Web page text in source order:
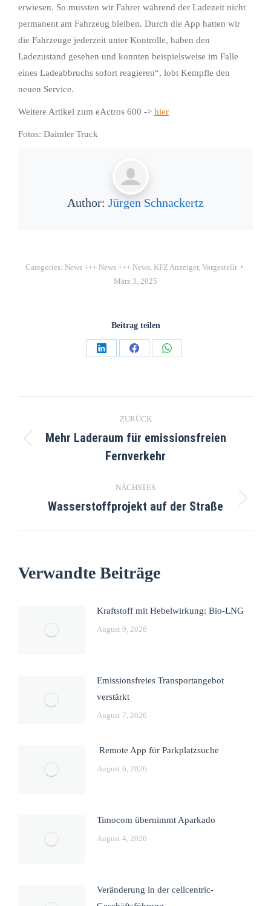
erwiesen. So mussten wir Fahrer während der Ladezeit nicht
permanent am Fahrzeug bleiben. Durch die App hatten wir
die Fahrzeuge jederzeit unter Kontrolle, haben den
Ladezustand gesehen und konnten beispielsweise im Falle
eines Ladeabbruchs sofort reagieren“, lobt Kempfle den
neuen Service.
Weitere Artikel zum eActros 600 -> hier
Fotos: Daimler Truck
Author: Jürgen Schnackertz
Categories: News +++ News +++ News, KFZ Anzeiger, Vorgestellt
März 3, 2025
Beitrag teilen
ZURÜCK
Mehr Laderaum für emissionsfreien
Fernverkehr
NÄCHSTES
Wasserstoffprojekt auf der Straße
Verwandte Beiträge
Kraftstoff mit Hebelwirkung: Bio-LNG
August 9, 2026
Emissionsfreies Transportangebot
verstärkt
August 7, 2026
Remote App für Parkplatzsuche
August 6, 2026
Timocom übernimmt Aparkado
August 4, 2026
Veränderung in der cellcentric-